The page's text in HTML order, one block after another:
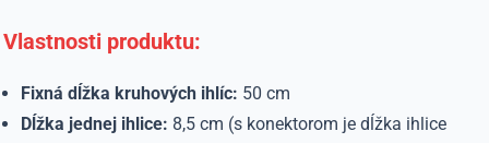
Vlastnosti produktu:
Fixná dĺžka kruhových ihlíc: 50 cm
Dĺžka jednej ihlice: 8,5 cm (s konektorom je dĺžka ihlice